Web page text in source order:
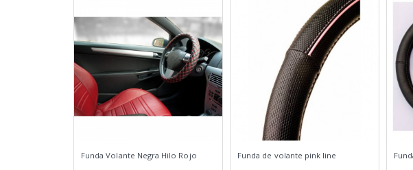
Funda Volante Negra Hilo Rojo Funda de volante pink line